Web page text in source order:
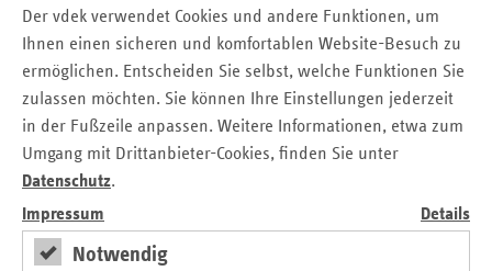
Der vdek verwendet Cookies und andere Funktionen, um
Ihnen einen sicheren und komfortablen Website-Besuch zu
ermöglichen. Entscheiden Sie selbst, welche Funktionen Sie
zulassen möchten. Sie können Ihre Einstellungen jederzeit
in der Fußzeile anpassen. Weitere Informationen, etwa zum
Umgang mit Drittanbieter-Cookies, finden Sie unter
Datenschutz.
Impressum
Details
Notwendig
Leistungserbringern und Politik so reibungslos verläuft und
das Wohl der Menschen in Rheinland-Pfalz stets für alle
Beteiligten an erster Stelle stand, steht und stehen wird. Die
Umsetzung der vielfältigen Rettungsschirme im Sinne der
Vertragspartner und auch flexible Vereinfachungen in
wie Apotheken, Krankenhäusern oder Hilfsmittellieferanten
sind nur zwei wichtige Beispiele hierfür.“
Gemeinsames Anliegen des Gesundheitsministeriums und
der gesetzlichen Krankenkassen ist es, dass die Versicherten